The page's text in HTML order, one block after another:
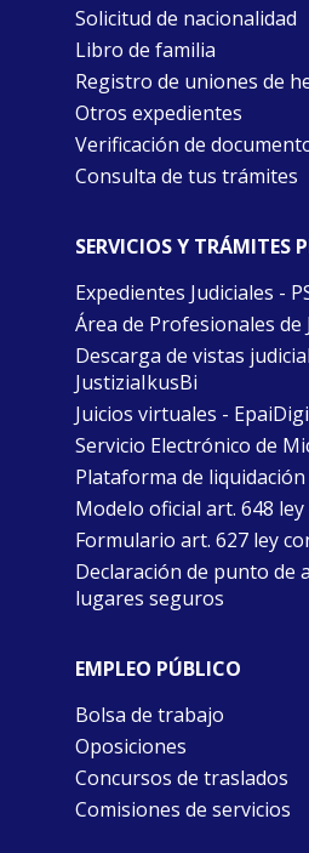
Solicitud de nacionalidad
Libro de familia
Registro de uniones de
Otros expedientes
Verificación de
Consulta de tus trámites
SERVICIOS Y TRÁMITES
Expedientes Judiciales -
Área de Profesionales de
Descarga de vistas
JustiziaIkusBi
Juicios virtuales -
Servicio Electrónico de
Plataforma de
Modelo oficial art. 648
Formulario art. 627 ley
Declaración de punto de
lugares seguros
EMPLEO PÚBLICO
Bolsa de trabajo
Oposiciones
Concursos de traslados
Comisiones de servicios